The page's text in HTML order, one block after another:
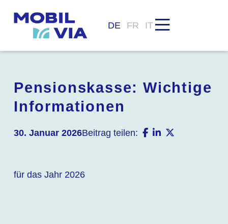
DE FR IT
Pensionskasse: Wichtige
Informationen
30. Januar 2026Beitrag teilen:
für das Jahr 2026